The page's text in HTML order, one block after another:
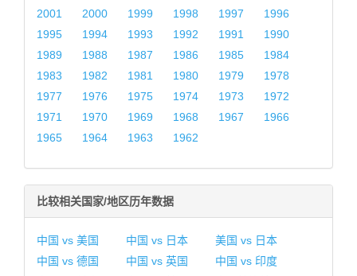
2001
2000 1999 1998 1997
1996
1995
1994 1993 1992 1991
1990
1989
1988 1987 1986 1985
1984
1983
1982 1981 1980 1979
1978
1977
1976 1975 1974 1973
1972
1971
1970 1969 1968 1967
1966
1965
1964 1963 1962
比较相关国家/地区历年数据
中国 vs 美国 中国 vs 日本
美国 vs 日本
中国 vs 德国
中国 vs 英国
中国 vs 印度